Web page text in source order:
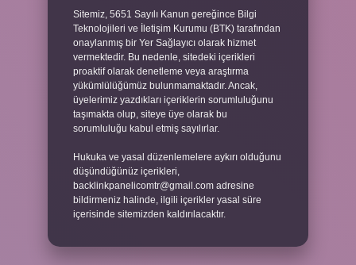
Sitemiz, 5651 Sayılı Kanun gereğince Bilgi
Teknolojileri ve İletişim Kurumu (BTK) tarafından
onaylanmış bir Yer Sağlayıcı olarak hizmet
vermektedir. Bu nedenle, sitedeki içerikleri
proaktif olarak denetleme veya araştırma
yükümlülüğümüz bulunmamaktadır. Ancak,
üyelerimiz yazdıkları içeriklerin sorumluluğunu
taşımakta olup, siteye üye olarak bu
sorumluluğu kabul etmiş sayılırlar.
Hukuka ve yasal düzenlemelere aykırı olduğunu
düşündüğünüz içerikleri,
backlinkpanelicomtr@gmail.com adresine
bildirmeniz halinde, ilgili içerikler yasal süre
içerisinde sitemizden kaldırılacaktır.